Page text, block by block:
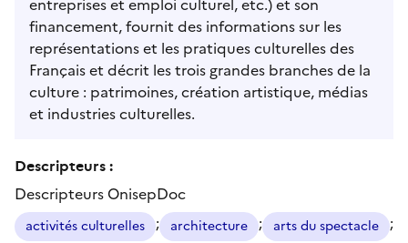
entreprises et emploi culturel, etc.) et son
financement, fournit des informations sur les
représentations et les pratiques culturelles des
Français et décrit les trois grandes branches de la
culture : patrimoines, création artistique, médias
et industries culturelles.
Descripteurs :
Descripteurs OnisepDoc
activités culturelles ; architecture ; arts du spectacle ;